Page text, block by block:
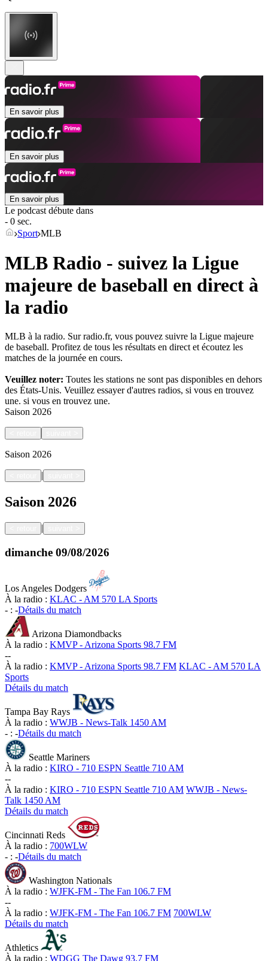
En savoir plus
En savoir plus
En savoir plus
Le podcast débute dans
- 0 sec.
Sport MLB
MLB Radio - suivez la Ligue
majeure de baseball en direct à
la radio
MLB à la radio. Sur radio.fr, vous pouvez suivre la Ligue majeure
de baseball. Profitez de tous les résultats en direct et écoutez les
matches de la journée en cours.
Veuillez noter: Toutes les stations ne sont pas disponibles en dehors
des États-Unis. Veuillez essayer d'autres radios, si vous en trouvez
une. si vous en trouvez une.
Saison 2026
Saison 2026
|
Saison 2026
|
dimanche 09/08/2026
Los Angeles Dodgers
À la radio : KLAC - AM 570 LA Sports
- : -Détails du match
Arizona Diamondbacks
À la radio : KMVP - Arizona Sports 98.7 FM
--
À la radio : KMVP - Arizona Sports 98.7 FM KLAC - AM 570 LA
Sports
Détails du match
Tampa Bay Rays
À la radio : WWJB - News-Talk 1450 AM
- : -Détails du match
Seattle Mariners
À la radio : KIRO - 710 ESPN Seattle 710 AM
--
À la radio : KIRO - 710 ESPN Seattle 710 AM WWJB - News-
Talk 1450 AM
Détails du match
Cincinnati Reds
À la radio : 700WLW
- : -Détails du match
Washington Nationals
À la radio : WJFK-FM - The Fan 106.7 FM
--
À la radio : WJFK-FM - The Fan 106.7 FM 700WLW
Détails du match
Athletics
À la radio : WDGG The Dawg 93.7 FM